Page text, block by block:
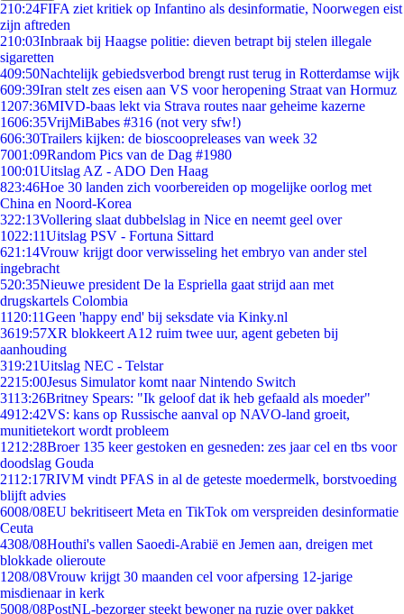
210:24FIFA ziet kritiek op Infantino als desinformatie, Noorwegen eist
zijn aftreden
210:03Inbraak bij Haagse politie: dieven betrapt bij stelen illegale
sigaretten
409:50Nachtelijk gebiedsverbod brengt rust terug in Rotterdamse wijk
609:39Iran stelt zes eisen aan VS voor heropening Straat van Hormuz
1207:36MIVD-baas lekt via Strava routes naar geheime kazerne
1606:35VrijMiBabes #316 (not very sfw!)
606:30Trailers kijken: de bioscoopreleases van week 32
7001:09Random Pics van de Dag #1980
100:01Uitslag AZ - ADO Den Haag
823:46Hoe 30 landen zich voorbereiden op mogelijke oorlog met
China en Noord-Korea
322:13Vollering slaat dubbelslag in Nice en neemt geel over
1022:11Uitslag PSV - Fortuna Sittard
621:14Vrouw krijgt door verwisseling het embryo van ander stel
ingebracht
520:35Nieuwe president De la Espriella gaat strijd aan met
drugskartels Colombia
11 20:11Geen 'happy end' bij seksdate via Kinky.nl
3619:57XR blokkeert A12 ruim twee uur, agent gebeten bij
aanhouding
319:21Uitslag NEC - Telstar
2215:00Jesus Simulator komt naar Nintendo Switch
3113:26Britney Spears: "Ik geloof dat ik heb gefaald als moeder"
4912:42VS: kans op Russische aanval op NAVO-land groeit,
munitietekort wordt probleem
1212:28Broer 135 keer gestoken en gesneden: zes jaar cel en tbs voor
doodslag Gouda
2112:17RIVM vindt PFAS in al de geteste moedermelk, borstvoeding
blijft advies
6008/08EU bekritiseert Meta en TikTok om verspreiden desinformatie
Ceuta
4308/08Houthi's vallen Saoedi-Arabië en Jemen aan, dreigen met
blokkade olieroute
1208/08Vrouw krijgt 30 maanden cel voor afpersing 12-jarige
misdienaar in kerk
5008/08PostNL-bezorger steekt bewoner na ruzie over pakket